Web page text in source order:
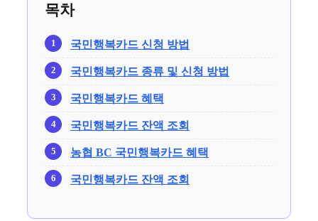
목차
국민행복카드 신청 방법
국민행복카드 종류 및 신청 방법
국민행복카드 혜택
국민행복카드 잔액 조회
농협 BC 국민행복카드 혜택
국민행복카드 잔액 조회